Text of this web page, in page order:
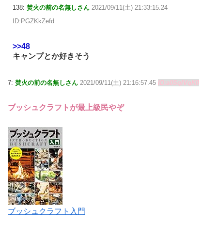
138: 焚火の前の名無しさん 2021/09/11(土) 21:33:15.24
ID:PGZKkZefd
>>48
キャンプとか好きそう
7: 焚火の前の名無しさん 2021/09/11(土) 21:16:57.45 ID:a0SqIVqK0
ブッシュクラフトが最上級民やぞ
ブッシュクラフト入門